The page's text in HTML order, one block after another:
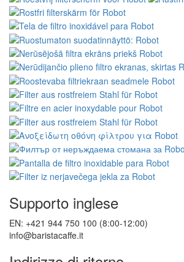
Supporto inglese
EN: +421 944 750 100 (8:00-12:00)
info@baristacaffe.it